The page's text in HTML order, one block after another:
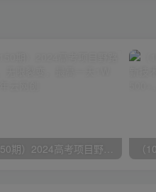
（10150期）2024高考项目野路子玩法，无限裂变，最高一天1W＋！